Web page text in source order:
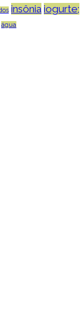
insônia iogurte;
água